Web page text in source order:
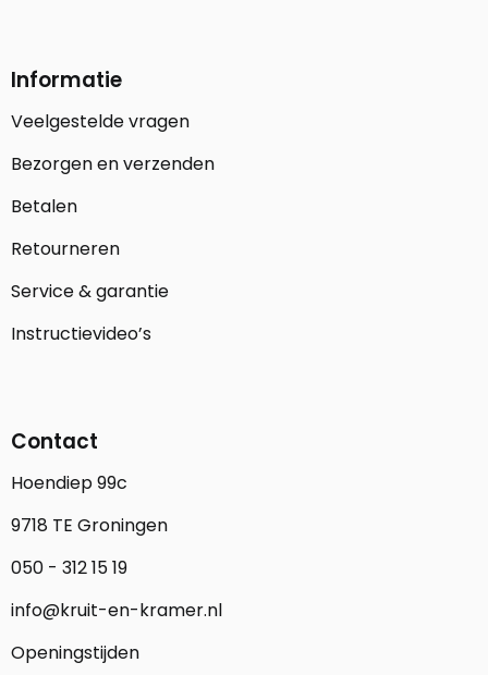
Informatie
Veelgestelde vragen
Bezorgen en verzenden
Betalen
Retourneren
Service & garantie
Instructievideo’s
Contact
Hoendiep 99c
9718 TE Groningen
050 - 312 15 19
info@kruit-en-kramer.nl
Openingstijden